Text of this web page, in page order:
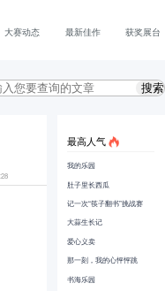
大赛动态 最新佳作 获奖展台
最高人气
我的乐园
肚子里长西瓜
记一次“筷子翻书”挑战赛
大蒜生长记
爱心义卖
那一刻，我的心怦怦跳
书海乐园